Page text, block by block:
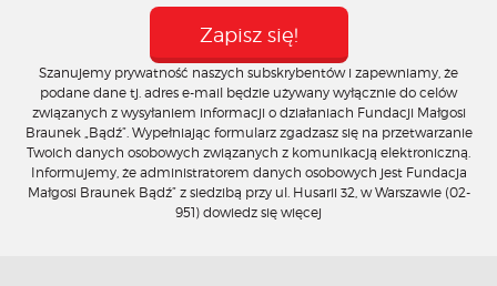
Szanujemy prywatność naszych subskrybentów i zapewniamy, że
podane dane tj. adres e-mail będzie używany wyłącznie do celów
związanych z wysyłaniem informacji o działaniach Fundacji Małgosi
Braunek „Bądź”. Wypełniając formularz zgadzasz się na przetwarzanie
Twoich danych osobowych związanych z komunikacją elektroniczną.
Informujemy, że administratorem danych osobowych jest Fundacja
Małgosi Braunek Bądź” z siedzibą przy ul. Husarii 32, w Warszawie (02-
951) dowiedz się więcej